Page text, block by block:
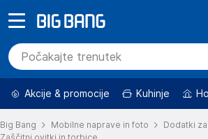
Akcije & promocije Kuhinje
Big Bang Mobilne naprave in foto
Dodatki